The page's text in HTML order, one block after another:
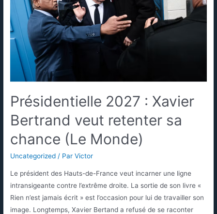
Présidentielle 2027 : Xavier
Bertrand veut retenter sa
chance (Le Monde)
Uncategorized / ParVictor
Le président des Hauts-de-France veut incarner une ligne
intransigeante contre l’extrême droite. La sortie de son livre «
Rien n’est jamais écrit » est l’occasion pour lui de travailler son
image. Longtemps, Xavier Bertand a refusé de se raconter